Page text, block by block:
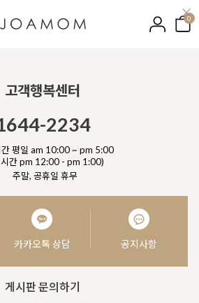
0
고객행복센터
2234
간 평일 am 10:00 ~ pm 5:00
시간 pm 12:00 - pm 1:00)
주말, 공휴일 휴무
카카오톡 상담 공지사항
게시판 문의하기